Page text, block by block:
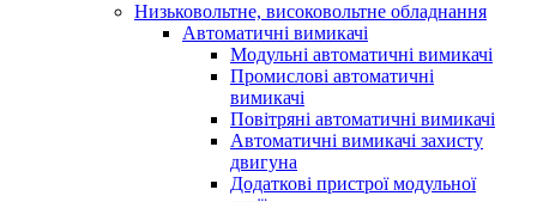
Низьковольтне, високовольтне обладнання
Автоматичні вимикачі
Модульні автоматичні вимикачі
Промислові автоматичні
вимикачі
Повітряні автоматичні вимикачі
Автоматичні вимикачі захисту
двигуна
Додаткові пристрої модульної